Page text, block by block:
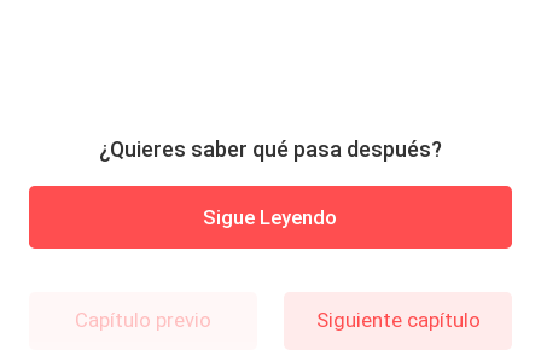
¿Quieres saber qué pasa después?
Sigue Leyendo
Capítulo previo Siguiente capítulo